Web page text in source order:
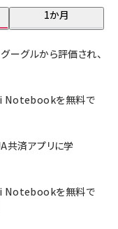
1か月
ーグルから評価され、
Notebookを無料で
共済アプリに学
Notebookを無料で